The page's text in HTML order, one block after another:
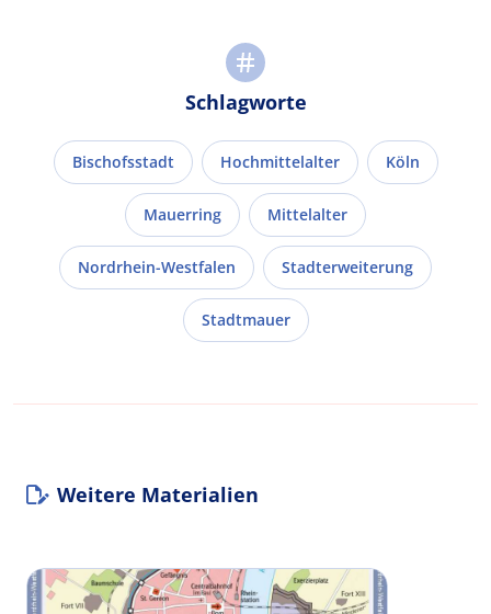
Schlagworte
Bischofsstadt Hochmittelalter Köln
Mauerring Mittelalter
Nordrhein-Westfalen Stadterweiterung
Stadtmauer
Weitere Materialien